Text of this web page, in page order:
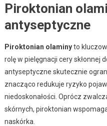
Piroktonian
antyseptyczne
Piroktonian olaminyto
rolę w pielęgnacji cery skłonnej
antyseptyczne skutecznie
znacząco redukuje ryzyko
niedoskonałości. Oprócz
skórnych, piroktonian
naskórka.